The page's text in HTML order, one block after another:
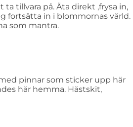
tillvara på. Äta direkt ,frysa in,
fortsätta in i blommornas värld.
som mantra.
pinnar som sticker upp här
här hemma. Hästskit,